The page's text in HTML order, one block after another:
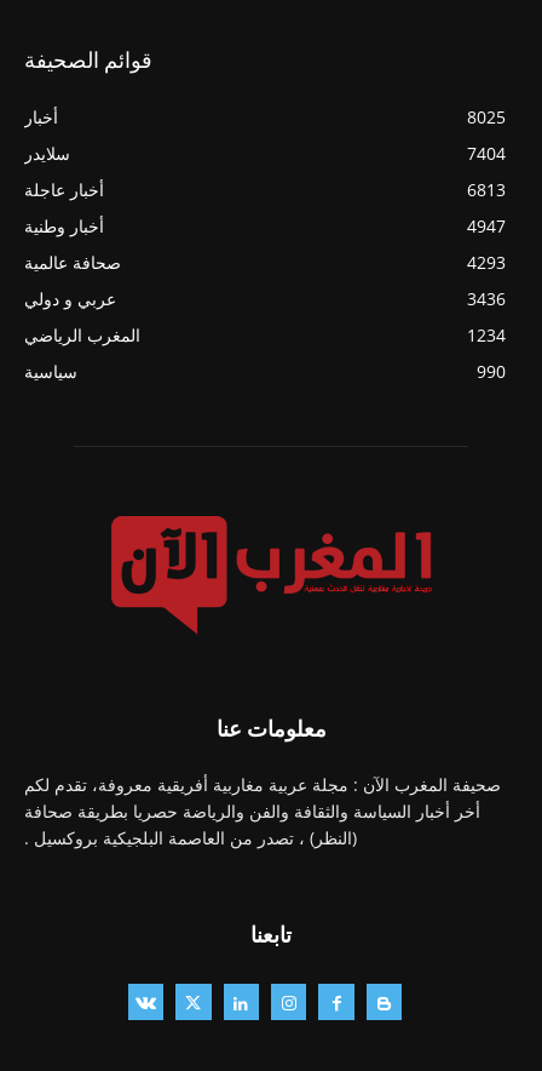
قوائم الصحيفة
أخبار
8025
سلايدر
7404
أخبار عاجلة
6813
أخبار وطنية
4947
صحافة عالمية
4293
عربي و دولي
3436
المغرب الرياضي
1234
سياسية
990
معلومات عنا
صحيفة المغرب الآن : مجلة عربية مغاربية أفريقية معروفة، تقدم لكم
أخر أخبار السياسة والثقافة والفن والرياضة حصريا بطريقة صحافة
(النظر) ، تصدر من العاصمة البلجيكية بروكسيل .
تابعنا